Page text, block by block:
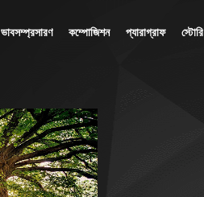
ভাবসম্প্রসারণ কম্পোজিশন প্যারাগ্রাফ স্টোরি